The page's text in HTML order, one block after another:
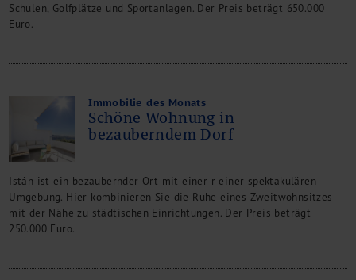
Schulen, Golfplätze und Sportanlagen. Der Preis beträgt 650.000
Euro.
Immobilie des Monats
Schöne Wohnung in
bezauberndem Dorf
Istán ist ein bezaubernder Ort mit einer r einer spektakulären
Umgebung. Hier kombinieren Sie die Ruhe eines Zweitwohnsitzes
mit der Nähe zu städtischen Einrichtungen. Der Preis beträgt
250.000 Euro.